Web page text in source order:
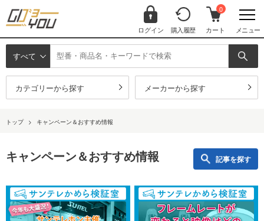
ログイン 購入履歴
0
カート メニュー
すべて
カテゴリーから探す メーカーから探す
トップ > キャンペーン＆おすすめ情報
キャンペーン＆おすすめ情報 記事を探す